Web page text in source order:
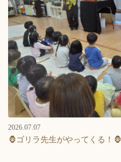
2026.07.07
🦍ゴリラ先生がやってくる！🦍